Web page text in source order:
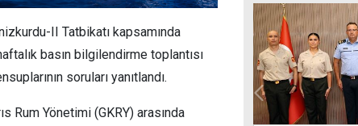
II Tatbikatı kapsamında
basın bilgilendirme toplantısı
soruları yanıtlandı.
Rum Yönetimi (GKRY) arasında